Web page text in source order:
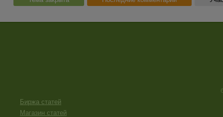
Биржа статей
Магазин статей